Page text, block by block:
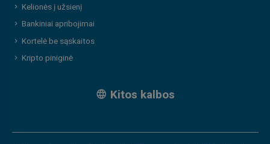
Kelionės į užsienį
Bankiniai apribojimai
Kortelė be sąskaitos
Kripto piniginė
Kitos kalbos